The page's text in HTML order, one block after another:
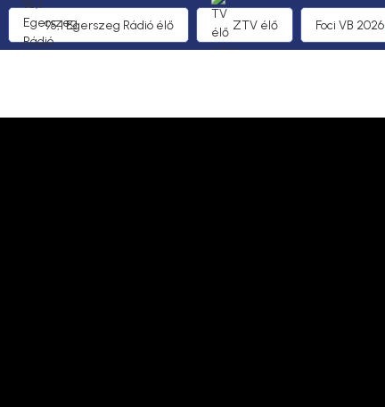
95,1 Egerszeg Rádió élő ZTV élő Foci VB 2026